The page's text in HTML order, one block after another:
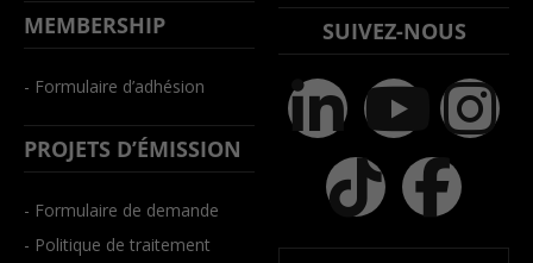
MEMBERSHIP
- Formulaire d’adhésion
PROJETS D’ÉMISSION
- Formulaire de demande
- Politique de traitement
SUIVEZ-NOUS